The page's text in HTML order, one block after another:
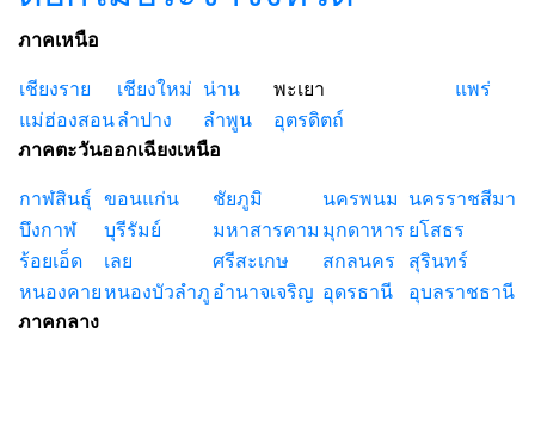
ภาคเหนือ
เชียงราย เชียงใหม่ น่าน พะเยา
แพร่
แม่ฮ่องสอนลำปาง ลำพูน
อุตรดิตถ์
ภาคตะวันออกเฉียงเหนือ
กาฬสินธุ์ ขอนแก่น ชัยภูมิ นครพนม นครราชสีมา
บึงกาฬ
บุรีรัมย์ มหาสารคาม มุกดาหาร ยโสธร
ร้อยเอ็ด
เลย ศรีสะเกษ สกลนคร
สุรินทร์
หนองคายหนองบัวลำภู อำนาจเจริญ อุดรธานี
อุบลราชธานี
ภาคกลาง